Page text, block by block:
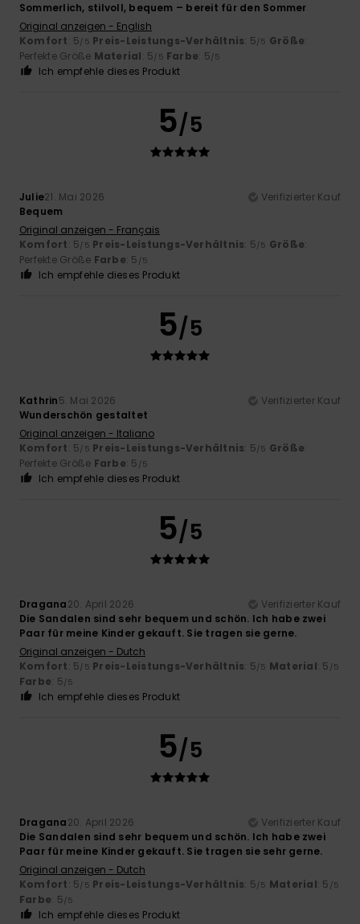
Sommerlich, stilvoll, bequem – bereit für den Sommer
Original anzeigen - English
Komfort: 5/5 Preis-Leistungs-Verhältnis: 5/5 Größe:
Perfekte Größe Material: 5/5 Farbe: 5/5
Ich empfehle dieses Produkt
5/5
Julie21. Mai 2026
Verifizierter Kauf
Bequem
Original anzeigen - Français
Komfort: 5/5 Preis-Leistungs-Verhältnis: 5/5 Größe:
Perfekte Größe Farbe: 5 /5
Ich empfehle dieses Produkt
5/5
Kathrin5. Mai 2026
Verifizierter Kauf
Wunderschön gestaltet
Original anzeigen - Italiano
Komfort: 5/5 Preis-Leistungs-Verhältnis: 5/5 Größe:
Perfekte Größe Farbe: 5 /5
Ich empfehle dieses Produkt
5/5
Dragana20. April 2026
Verifizierter Kauf
Die Sandalen sind sehr bequem und schön. Ich habe zwei
Paar für meine Kinder gekauft. Sie tragen sie gerne.
Original anzeigen - Dutch
Komfort: 5/5 Preis-Leistungs-Verhältnis: 5/5 Material: 5 /5
Farbe: 5/5
Ich empfehle dieses Produkt
5/5
Dragana20. April 2026
Verifizierter Kauf
Die Sandalen sind sehr bequem und schön. Ich habe zwei
Paar für meine Kinder gekauft. Sie tragen sie sehr gerne.
Original anzeigen - Dutch
Komfort: 5/5 Preis-Leistungs-Verhältnis: 5/5 Material: 5 /5
Farbe: 5/5
Ich empfehle dieses Produkt